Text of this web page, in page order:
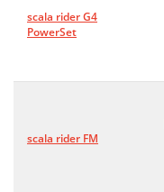
scala rider G4
PowerSet
scala rider FM